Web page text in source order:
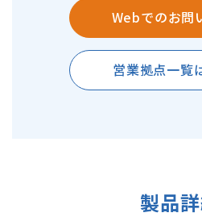
Webでのお問
営業拠点一覧
製品